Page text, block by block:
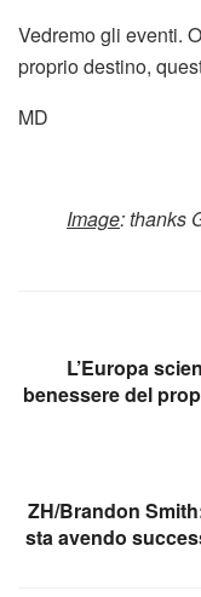
Vedremo gli eventi.
proprio destino,
MD
Image: thanks
L’Europa
benessere del
ZH/Brandon
sta avendo